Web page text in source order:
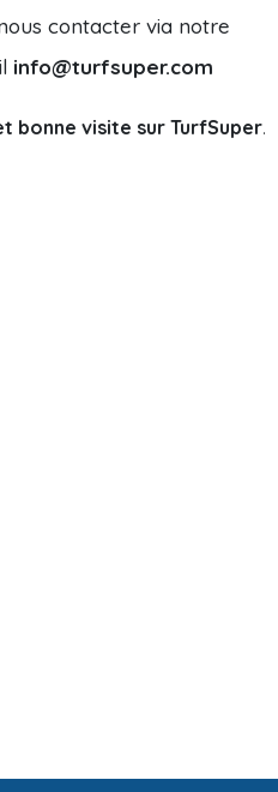
contacter via notre
info@turfsuper.com
bonne visite sur TurfSuper.